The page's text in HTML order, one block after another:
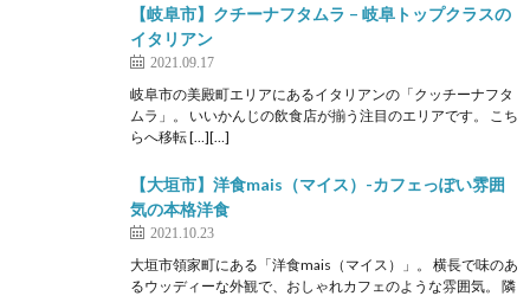
【岐阜市】クチーナフタムラ – 岐阜トップクラスの
イタリアン
2021.09.17
岐阜市の美殿町エリアにあるイタリアンの「クッチーナフタ
ムラ」。 いいかんじの飲食店が揃う注目のエリアです。 こち
らへ移転 […][…]
【大垣市】洋食mais（マイス）-カフェっぽい雰囲
気の本格洋食
2021.10.23
大垣市領家町にある「洋食mais（マイス）」。 横長で味のあ
るウッディーな外観で、おしゃれカフェのような雰囲気。 隣